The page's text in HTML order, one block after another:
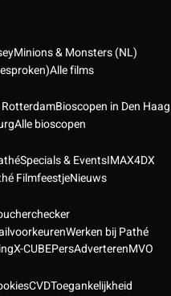
Minions & Monsters (NL)
Alle films
Bioscopen in Den Haag
Alle bioscopen
Specials & EventsIMAX4DX
FilmfeestjeNieuws
Werken bij Pathé
X-CUBEPersAdverterenMVO
CVDToegankelijkheid